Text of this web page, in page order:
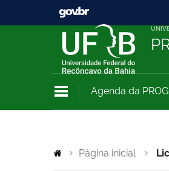
Agenda da
Página inicial